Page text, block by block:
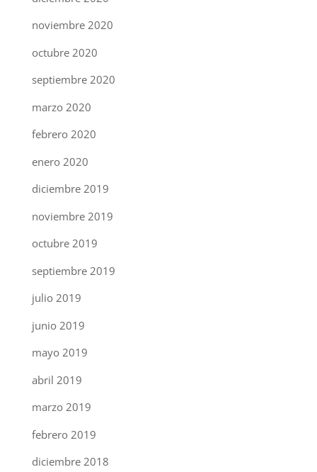
noviembre 2020
octubre 2020
septiembre 2020
marzo 2020
febrero 2020
enero 2020
diciembre 2019
noviembre 2019
octubre 2019
septiembre 2019
julio 2019
junio 2019
mayo 2019
abril 2019
marzo 2019
febrero 2019
diciembre 2018